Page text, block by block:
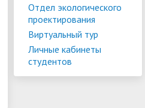
Отдел экологического
проектирования
Виртуальный тур
Личные кабинеты
студентов